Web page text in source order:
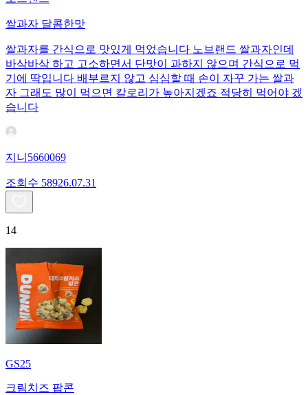
쌀과자 달콤한맛
쌀과자를 간식으로 맛있게 먹었습니다 노브랜드 쌀과자인데
바삭바삭 하고 고소하면서 단맛이 과하지 않으며 간식으로 먹
기에 딱입니다 배부르지 않고 심심할 때 손이 자꾸 가는 쌀과
자 그래도 많이 먹으면 칼로리가 높아지겠죠 적당히 먹어야 겠
습니다
지니5660069
조회수 58926.07.31
14
GS25
크림치즈 팝콘